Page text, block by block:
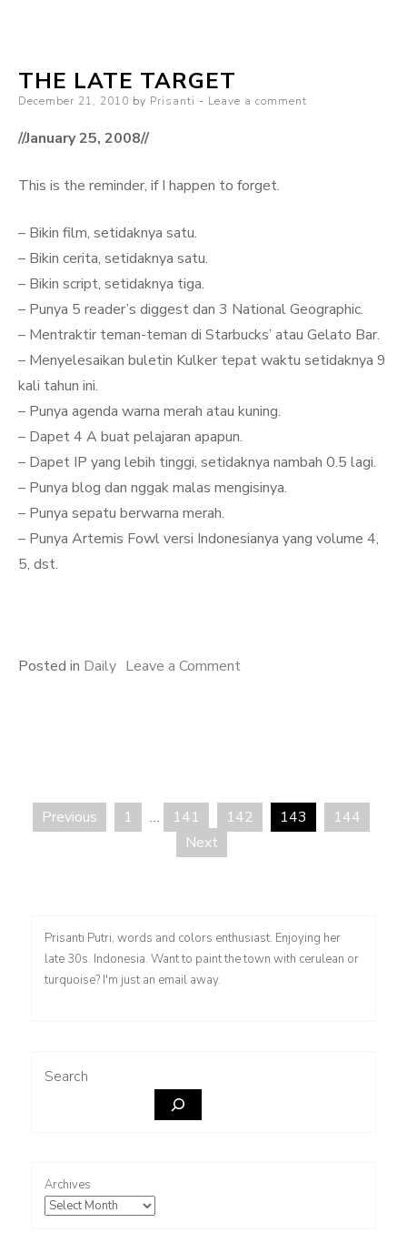
THE LATE TARGET
Posted
December 21, 2010 by Prisanti Leave a comment
//January 25, 2008//
This is the reminder, if I happen to forget.
– Bikin film, setidaknya satu.
– Bikin cerita, setidaknya satu.
– Bikin script, setidaknya tiga.
– Punya 5 reader’s diggest dan 3 National Geographic.
– Mentraktir teman-teman di Starbucks’ atau Gelato Bar.
– Menyelesaikan buletin Kulker tepat waktu setidaknya 9
kali tahun ini.
– Punya agenda warna merah atau kuning.
– Dapet 4 A buat pelajaran apapun.
– Dapet IP yang lebih tinggi, setidaknya nambah 0.5 lagi.
– Punya blog dan nggak malas mengisinya.
– Punya sepatu berwarna merah.
– Punya Artemis Fowl versi Indonesianya yang volume 4,
5, dst.
Posted in Daily Leave a Commenton
Posts
Previous 1 … 141 142 143
144
Next
Prisanti Putri, words and colors enthusiast. Enjoying her
late 30s. Indonesia. Want to paint the town with cerulean or
turquoise? I'm just an email away.
Search
Archives